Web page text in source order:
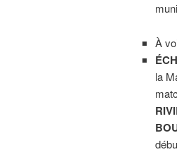
À
la